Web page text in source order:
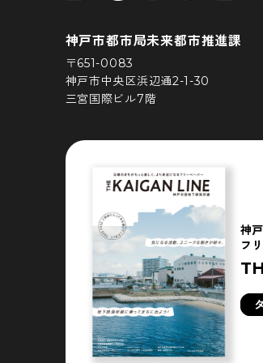
神戸市都市局未来都市推進課
〒651-0083
神戸市中央区浜辺通2-1-30
三宮国際ビル7階
神
フ